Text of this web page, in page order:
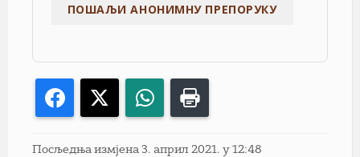
Facebook WhatsApp
Посљедња измјена 3. април 2021. у 12:48